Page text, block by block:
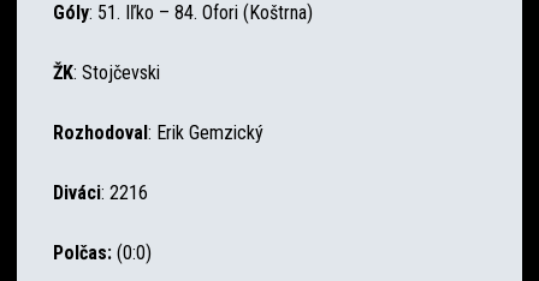
Góly: 51. Iľko – 84. Ofori (Koštrna)
ŽK: Stojčevski
Rozhodoval: Erik Gemzický
Diváci: 2216
Polčas: (0:0)